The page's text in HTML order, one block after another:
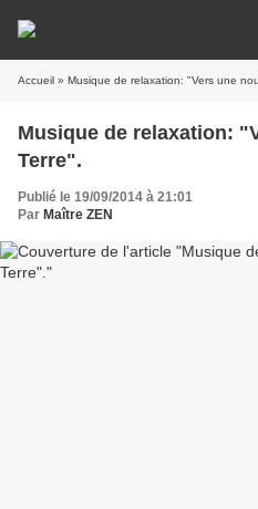
Accueil » Musique de relaxation: "Vers une
Musique de relaxation:
Terre".
Publié le 19/09/2014 à 21:01
Par Maître ZEN